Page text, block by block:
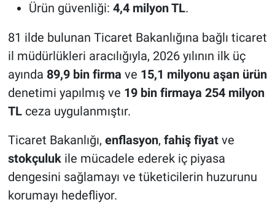
Ürün güvenliği: 4,4 milyon TL.
81 ilde bulunan Ticaret Bakanlığına bağlı ticaret
il müdürlükleri aracılığıyla, 2026 yılının ilk üç
ayında 89,9 bin firma ve 15,1 milyonu aşan ürün
denetimi yapılmış ve 19 bin firmaya 254 milyon
TLceza uygulanmıştır.
Ticaret Bakanlığı, enflasyon, fahiş fiyatve
stokçulukile mücadele ederek iç piyasa
dengesini sağlamayı ve tüketicilerin huzurunu
korumayı hedefliyor.